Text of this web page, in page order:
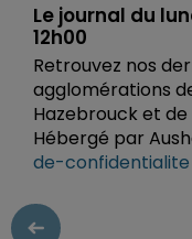
Le journal du
12h00
Retrouvez nos
agglomérations
Hazebrouck et de
Hébergé par
de-confidentialite